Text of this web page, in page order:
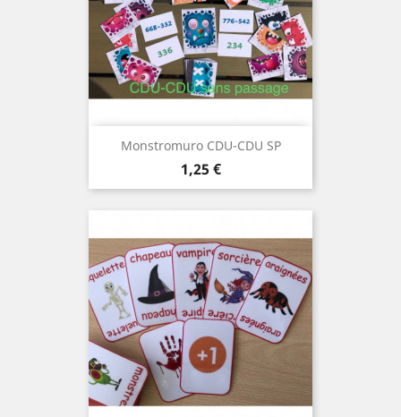
Monstromuro CDU-CDU SP
Prix
1,25 €